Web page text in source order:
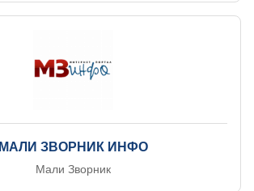
МАЛИ ЗВОРНИК ИНФО
Мали Зворник